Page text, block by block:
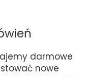
darmowe
nowe